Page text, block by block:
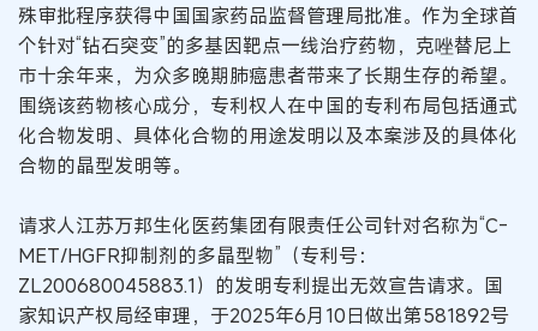
殊审批程序获得中国国家药品监督管理局批准。作为全球首
个针对“钻石突变”的多基因靶点一线治疗药物，克唑替尼上
市十余年来，为众多晚期肺癌患者带来了长期生存的希望。
围绕该药物核心成分，专利权人在中国的专利布局包括通式
化合物发明、具体化合物的用途发明以及本案涉及的具体化
合物的晶型发明等。
请求人江苏万邦生化医药集团有限责任公司针对名称为“C-
MET/HGFR抑制剂的多晶型物”（专利号：
ZL200680045883.1）的发明专利提出无效宣告请求。国
家知识产权局经审理，于2025年6月10日做出第581892号